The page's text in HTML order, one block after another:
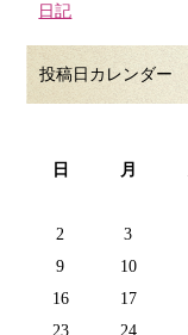
日記
投稿日カレンダー
日 月
2
3
9
10
16
17
23
24